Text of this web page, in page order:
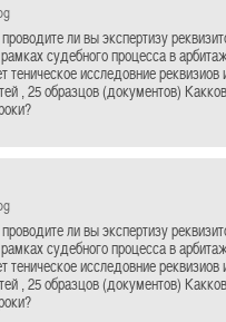
ли вы экспертизу
судебного процесса в
теническое исследовние реквизиов
, 25 образцов (документов)
ли вы экспертизу
судебного процесса в
теническое исследовние реквизиов
, 25 образцов (документов)